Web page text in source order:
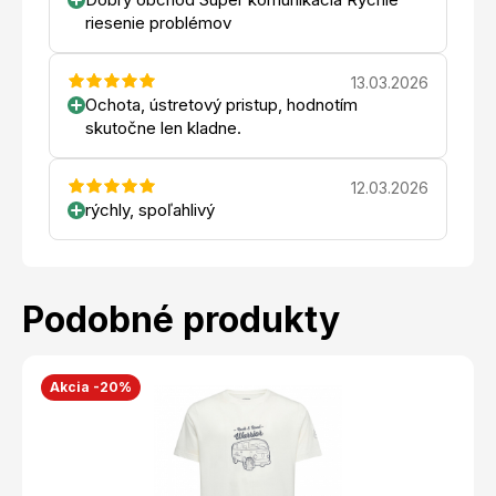
riesenie problémov
13.03.2026
Ochota, ústretový pristup, hodnotím
skutočne len kladne.
12.03.2026
rýchly, spoľahlivý
Podobné produkty
Akcia -20%